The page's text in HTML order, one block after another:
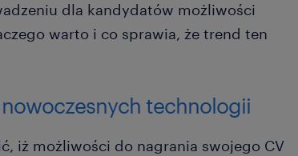
dla kandydatów możliwości
warto i co sprawia, że trend ten
technologii
iż możliwości do nagrania swojego CV